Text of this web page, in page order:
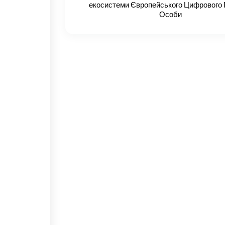
екосистеми Європейського Цифрового
Особи